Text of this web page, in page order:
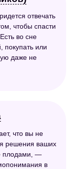
отвечать
чтобы спасти
во сне
покупать или
даже не
что вы не
решения ваших
плодами, —
в